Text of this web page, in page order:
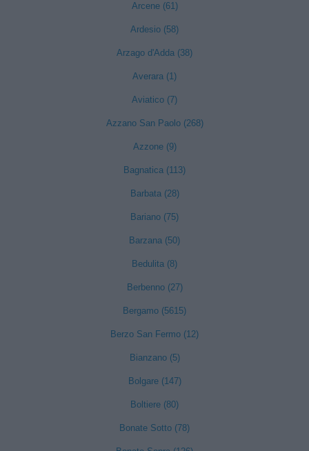
Arcene (61)
Ardesio (58)
Arzago d'Adda (38)
Averara (1)
Aviatico (7)
Azzano San Paolo (268)
Azzone (9)
Bagnatica (113)
Barbata (28)
Bariano (75)
Barzana (50)
Bedulita (8)
Berbenno (27)
Bergamo (5615)
Berzo San Fermo (12)
Bianzano (5)
Bolgare (147)
Boltiere (80)
Bonate Sotto (78)